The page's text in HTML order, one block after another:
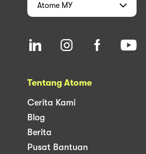
Atome MY
Tentang Atome
Cerita Kami
Blog
Berita
Pusat Bantuan